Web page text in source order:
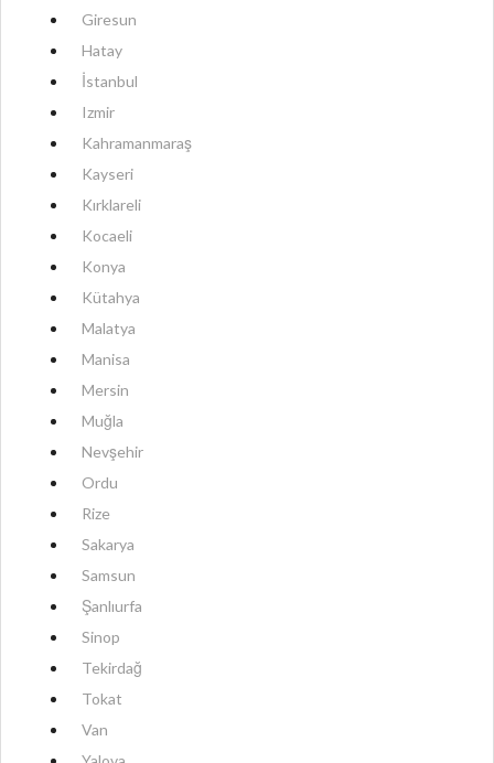
Giresun
Hatay
İstanbul
Izmir
Kahramanmaraş
Kayseri
Kırklareli
Kocaeli
Konya
Kütahya
Malatya
Manisa
Mersin
Muğla
Nevşehir
Ordu
Rize
Sakarya
Samsun
Şanlıurfa
Sinop
Tekirdağ
Tokat
Van